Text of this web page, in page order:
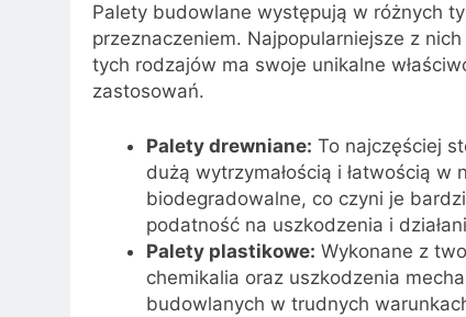
Palety budowlane występują w różnych
przeznaczeniem. Najpopularniejsze z
tych rodzajów ma swoje unikalne
zastosowań.
Palety drewniane: To najczęściej
dużą wytrzymałością i łatwością
biodegradowalne, co czyni je
podatność na uszkodzenia i
Palety plastikowe: Wykonane z
chemikalia oraz uszkodzenia
budowlanych w trudnych